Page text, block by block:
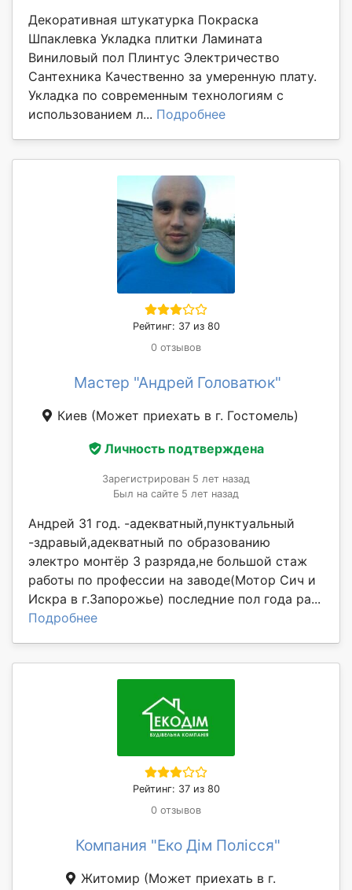
Декоративная штукатурка Покраска
Шпаклевка Укладка плитки Ламината
Виниловый пол Плинтус Электричество
Сантехника Качественно за умеренную плату.
Укладка по современным технологиям с
использованием л... Подробнее
Рейтинг: 37 из 80
0 отзывов
Мастер "Андрей Головатюк"
Киев (Может приехать в г. Гостомель)
Личность подтверждена
Зарегистрирован 5 лет назад
Был на сайте 5 лет назад
Андрей 31 год. -адекватный,пунктуальный
-здравый,адекватный по образованию
электро монтёр 3 разряда,не большой стаж
работы по профессии на заводе(Мотор Сич и
Искра в г.Запорожье) последние пол года ра...
Подробнее
Рейтинг: 37 из 80
0 отзывов
Компания "Еко Дім Полісся"
Житомир (Может приехать в г.